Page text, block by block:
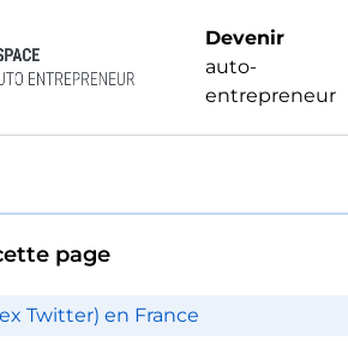
Devenir
auto-
entrepreneur
page
Twitter) en France